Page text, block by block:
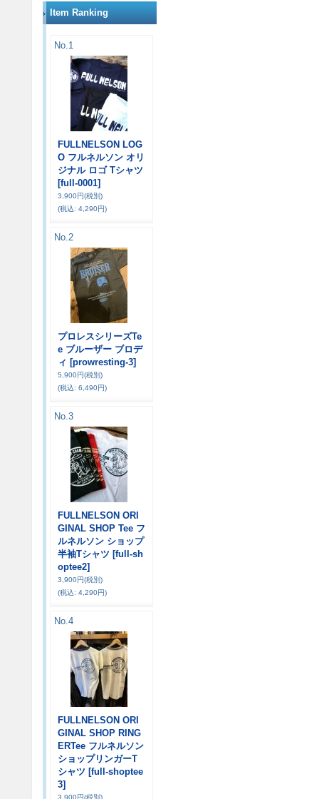
Item Ranking
No.1
FULLNELSON LOG
O フルネルソン オリ
ジナル ロゴ Tシャツ
[full-0001]
3,900円(税別)
(税込: 4,290円)
No.2
プロレスシリーズTe
e ブルーザー ブロデ
ィ [prowresting-3]
5,900円(税別)
(税込: 6,490円)
No.3
FULLNELSON ORI
GINAL SHOP Tee フ
ルネルソン ショップ
半袖Tシャツ [full-sh
optee2]
3,900円(税別)
(税込: 4,290円)
No.4
FULLNELSON ORI
GINAL SHOP RING
ERTee フルネルソン
ショップリンガーT
シャツ [full-shoptee
3]
3,900円(税別)